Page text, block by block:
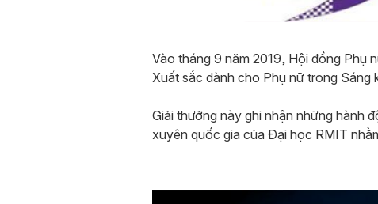
Vào tháng 9 năm 2019, Hội đồng Phụ
Xuất sắc dành cho Phụ nữ trong Sáng
Giải thưởng này ghi nhận những hành
xuyên quốc gia của Đại học RMIT